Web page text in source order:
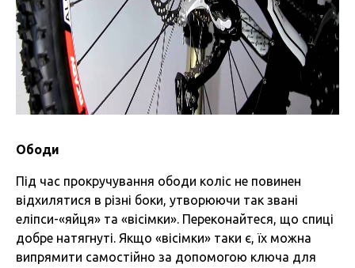
Ободи
Під час прокручування ободи коліс не повинен
відхилятися в різні боки, утворюючи так звані
еліпси-«яйця» та «вісімки». Переконайтеся, що спиці
добре натягнуті. Якщо «вісімки» таки є, їх можна
випрямити самостійно за допомогою ключа для